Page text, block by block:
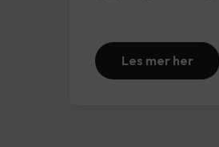
Les mer her